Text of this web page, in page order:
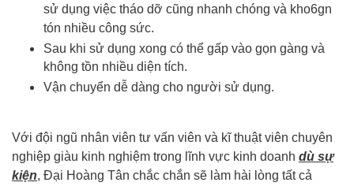
sử dụng việc tháo dỡ cũng nhanh chóng và kho6gn
tón nhiều công sức.
Sau khi sử dụng xong có thể gấp vào gọn gàng và
không tồn nhiều diện tích.
Vận chuyển dễ dàng cho người sử dụng.
Với đội ngũ nhân viên tư vấn viên và kĩ thuật viên chuyên
nghiệp giàu kinh nghiệm trong lĩnh vực kinh doanh dù sự
kiện, Đại Hoàng Tân chắc chắn sẽ làm hài lòng tất cả